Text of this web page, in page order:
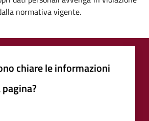
normativa vigente.
chiare le informazioni